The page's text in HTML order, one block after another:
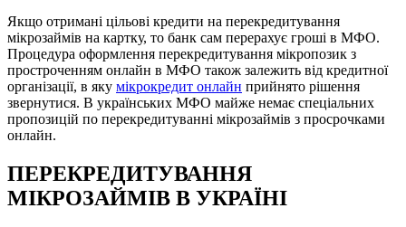
Якщо отримані цільові кредити на перекредитування
мікрозаймів на картку, то банк сам перерахує гроші в МФО.
Процедура оформлення перекредитування мікропозик з
простроченням онлайн в МФО також залежить від кредитної
організації, в яку мікрокредит онлайн прийнято рішення
звернутися. В українських МФО майже немає спеціальних
пропозицій по перекредитуванні мікрозаймів з просрочками
онлайн.
ПЕРЕКРЕДИТУВАННЯ
МІКРОЗАЙМІВ В УКРАЇНІ